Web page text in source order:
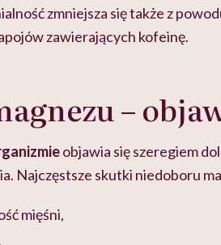
zmniejsza się także z
zawierających kofeinę.
–
objawia się szeregiem
Najczęstsze skutki niedoboru
mięśni,